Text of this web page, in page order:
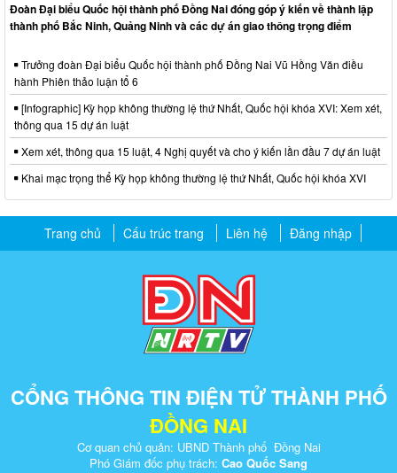
Đoàn Đại biểu Quốc hội thành phố Đồng Nai đóng góp ý kiến về thành lập
thành phố Bắc Ninh, Quảng Ninh và các dự án giao thông trọng điểm
Trưởng đoàn Đại biểu Quốc hội thành phố Đồng Nai Vũ Hồng Văn điều
hành Phiên thảo luận tổ 6
[Infographic] Kỳ họp không thường lệ thứ Nhất, Quốc hội khóa XVI: Xem xét,
thông qua 15 dự án luật
Xem xét, thông qua 15 luật, 4 Nghị quyết và cho ý kiến lần đầu 7 dự án luật
Khai mạc trọng thể Kỳ họp không thường lệ thứ Nhất, Quốc hội khóa XVI
Trang chủ Cấu trúc trang Liên hệ Đăng nhập
CỔNG THÔNG TIN ĐIỆN TỬ THÀNH PHỐ
ĐỒNG NAI
Cơ quan chủ quản: UBND Thành phố Đồng Nai
Phó Giám đốc phụ trách: Cao Quốc Sang